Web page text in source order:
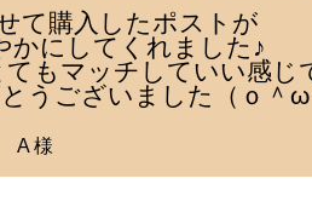
て購入したポストが
かにしてくれました♪
もマッチしていい感じ
うございました（ｏ＾ω
A 様